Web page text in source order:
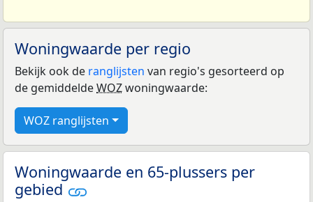
Woningwaarde per regio
Bekijk ook de ranglijsten van regio's gesorteerd op
de gemiddeldeWOZwoningwaarde:
WOZ ranglijsten
Woningwaarde en 65-plussers per
gebied